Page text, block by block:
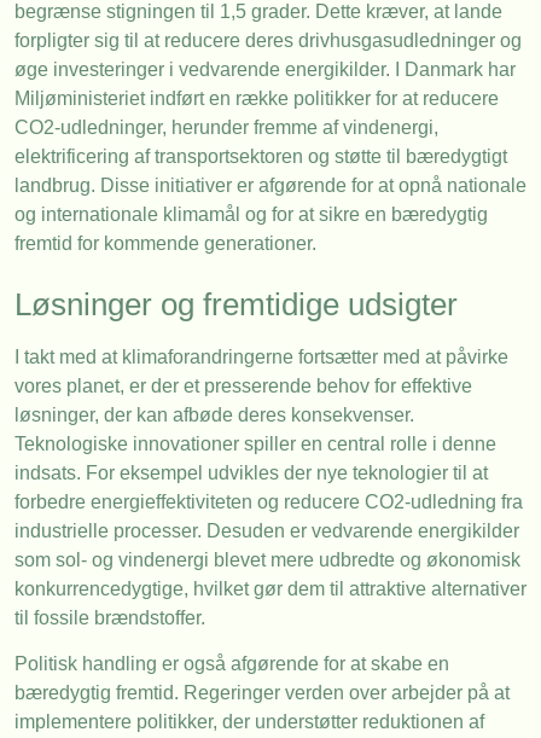
begrænse stigningen til 1,5 grader. Dette kræver, at lande
forpligter sig til at reducere deres drivhusgasudledninger og
øge investeringer i vedvarende energikilder. I Danmark har
Miljøministeriet indført en række politikker for at reducere
CO2-udledninger, herunder fremme af vindenergi,
elektrificering af transportsektoren og støtte til bæredygtigt
landbrug. Disse initiativer er afgørende for at opnå nationale
og internationale klimamål og for at sikre en bæredygtig
fremtid for kommende generationer.
Løsninger og fremtidige udsigter
I takt med at klimaforandringerne fortsætter med at påvirke
vores planet, er der et presserende behov for effektive
løsninger, der kan afbøde deres konsekvenser.
Teknologiske innovationer spiller en central rolle i denne
indsats. For eksempel udvikles der nye teknologier til at
forbedre energieffektiviteten og reducere CO2-udledning fra
industrielle processer. Desuden er vedvarende energikilder
som sol- og vindenergi blevet mere udbredte og økonomisk
konkurrencedygtige, hvilket gør dem til attraktive alternativer
til fossile brændstoffer.
Politisk handling er også afgørende for at skabe en
bæredygtig fremtid. Regeringer verden over arbejder på at
implementere politikker, der understøtter reduktionen af